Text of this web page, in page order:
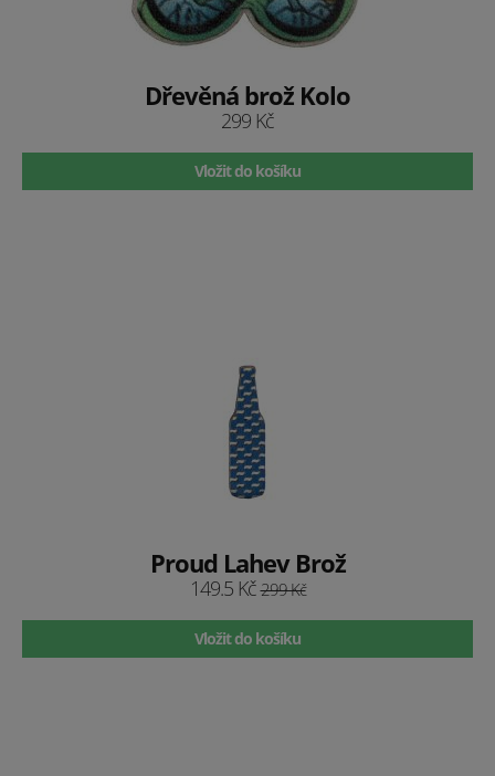
Dřevěná brož Kolo
299 Kč
Vložit do košíku
Proud Lahev Brož
149.5 Kč299 Kč
Vložit do košíku